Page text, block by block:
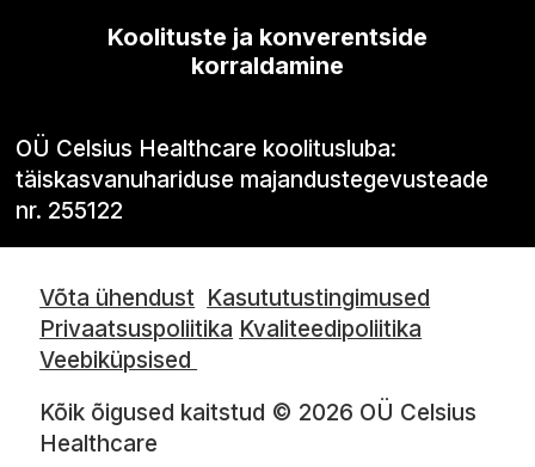
Koolituste ja konverentside
korraldamine
OÜ Celsius Healthcare koolitusluba:
täiskasvanuhariduse majandustegevusteade
nr. 255122
Võta ühendust Kasututustingimused
Privaatsuspoliitika Kvaliteedipoliitika
Veebiküpsised
Kõik õigused kaitstud © 2026 OÜ Celsius
Healthcare